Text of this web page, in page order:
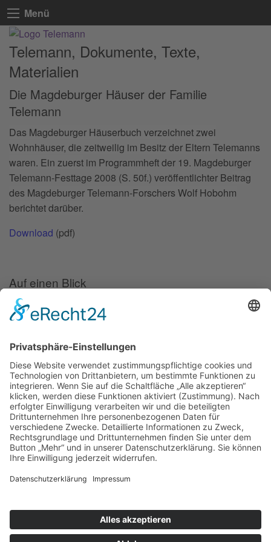
Menü
Telemann, Dokumente, Texte,
Materialien
Die Magdeburger Häuser der Familie
Telemann
Das Magdeburger Häuserbuch verzeichnet zwei
Wohnhäuser, die zeitweilig im Besitz der Eltern Telemanns
waren. Ein zuerst im Programmheft der 19. Magdeburger
Telemann-Festtage 2008 (S. 50f.) veröffentlichter Beitrag
des Magdeburger Telemann-Forschers Wolf Hobohm
berichtet darüber.
Download (pdf)
Auf einen Blick
Forschung
Musikalien-Leihmaterial
Publikationen
Links
Aktuelles
06.02.25
Neuer Telemann-Konferenzbericht erschienen
11.12.24
Prof. Dr. Wolfgang Hirschmann erhält den Georg-Philipp-
Telemann-Preis 2025
Telemann-Zentrum zu Gast in Brüssel
Veranstaltungen